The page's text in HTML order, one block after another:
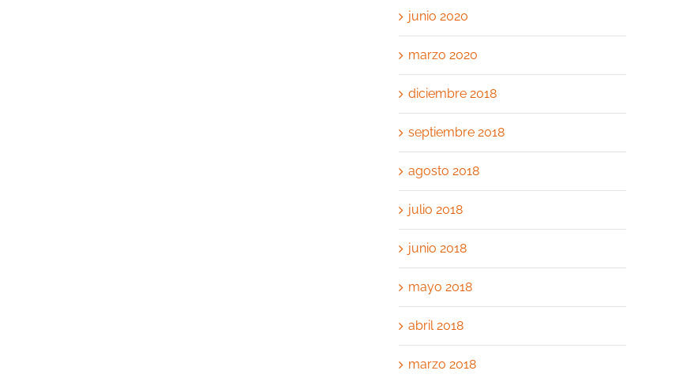
junio 2020
marzo 2020
diciembre 2018
septiembre 2018
agosto 2018
julio 2018
junio 2018
mayo 2018
abril 2018
marzo 2018